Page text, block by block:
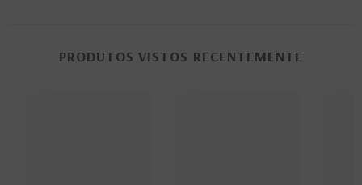
PRODUTOS VISTOS RECENTEMENTE